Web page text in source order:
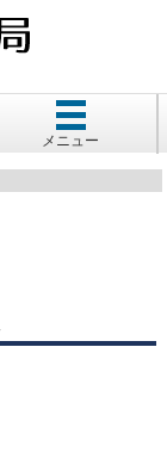
メニュー